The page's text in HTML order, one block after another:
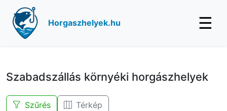
Horgaszhelyek.hu ☰
Szabadszállás környéki horgászhelyek
Szűrés Térkép